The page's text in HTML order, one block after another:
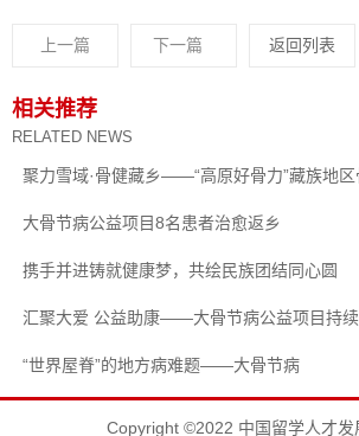
上一篇 下一篇 返回列表
相关推荐
RELATED NEWS
聚力雪域·骨健藏乡——“高原好骨力”藏族地区
大骨节病公益项目8名患者治愈返乡
携手并进铸就健康梦，共绘民族团结同心圆
汇聚大爱 公益助康——大骨节病公益项目持
“世界屋脊”的地方病难题——大骨节病
Copyright ©2022 中国留学人才发